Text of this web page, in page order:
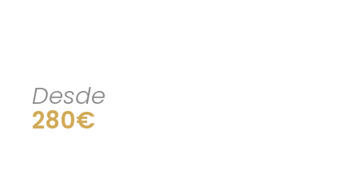
Desde
280€